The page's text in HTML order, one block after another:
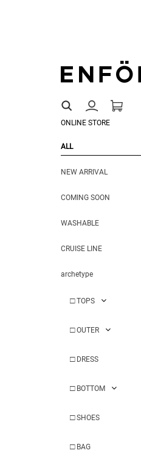
ONLINE STORE
ALL
NEW ARRIVAL
COMING SOON
WASHABLE
CRUISE LINE
archetype
□ TOPS
□ OUTER
□ DRESS
□ BOTTOM
□ SHOES
□ BAG